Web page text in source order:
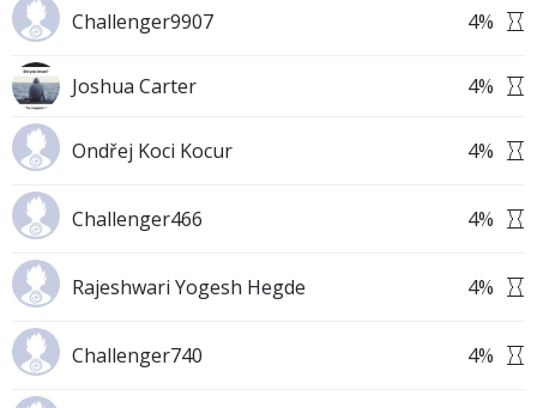
Challenger9907 4%
Joshua Carter 4%
Ondřej Koci Kocur 4%
Challenger466 4%
Rajeshwari Yogesh Hegde 4%
Challenger740 4%